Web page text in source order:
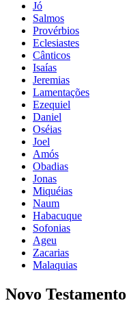
Jó
Salmos
Provérbios
Eclesiastes
Cânticos
Isaías
Jeremias
Lamentações
Ezequiel
Daniel
Oséias
Joel
Amós
Obadias
Jonas
Miquéias
Naum
Habacuque
Sofonias
Ageu
Zacarias
Malaquias
Novo Testamento